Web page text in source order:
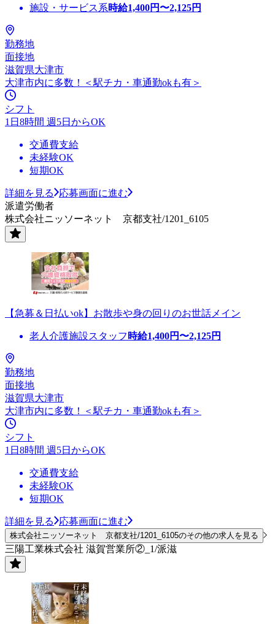
施設・サービス系時給1,400円〜2,125円
勤務地
面接地
滋賀県大津市
大津市内に多数！＜駅チカ・車通勤okも有＞
シフト
1日8時間 週5日からOK
交通費支給
未経験OK
短期OK
詳細を見る
応募画面に進む
派遣労働者
株式会社ニッソーネット 京都支社/1201_6105
【急募＆日払いok】お散歩や身の回りのお世話メイン
老人介護施設スタッフ 時給1,400円〜2,125円
勤務地
面接地
滋賀県大津市
大津市内に多数！＜駅チカ・車通勤okも有＞
シフト
1日8時間 週5日からOK
交通費支給
未経験OK
短期OK
詳細を見る 応募画面に進む
株式会社ニッソーネット 京都支社/1201_6105のその他の求人を見る
三陽工業株式会社 滋賀営業所②_1/派滋